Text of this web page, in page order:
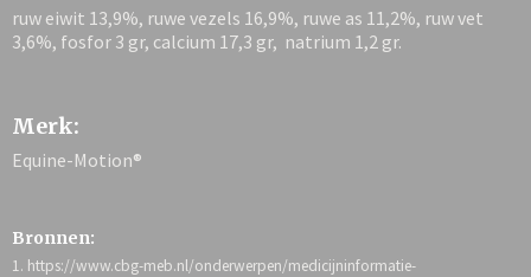
ruw eiwit 13,9%, ruwe vezels 16,9%, ruwe as 11,2%, ruw vet
3,6%, fosfor 3 gr, calcium 17,3 gr, natrium 1,2 gr.
Merk:
Equine-Motion®
Bronnen:
1. https://www.cbg-meb.nl/onderwerpen/medicijninformatie-